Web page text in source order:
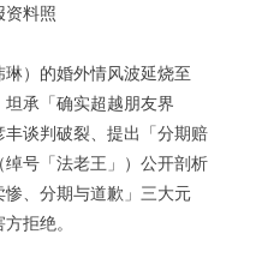
资料照
）的婚外情风波延烧至
承「确实超越朋友界
谈判破裂、提出「分期赔
号「法老王」）公开剖析
、分期与道歉」三大元
拒绝。